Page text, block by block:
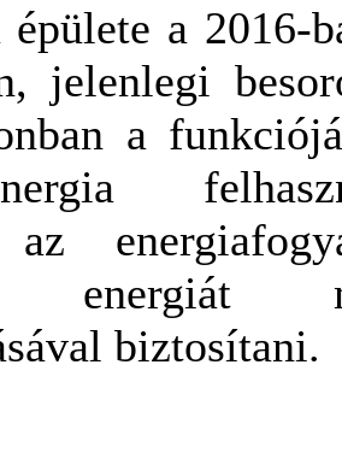
a 2016-
jelenlegi
a
energiát
biztosítani.